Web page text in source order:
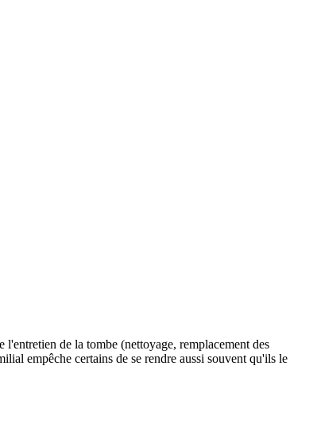
l'entretien de la tombe (nettoyage, remplacement des
empêche certains de se rendre aussi souvent qu'ils le